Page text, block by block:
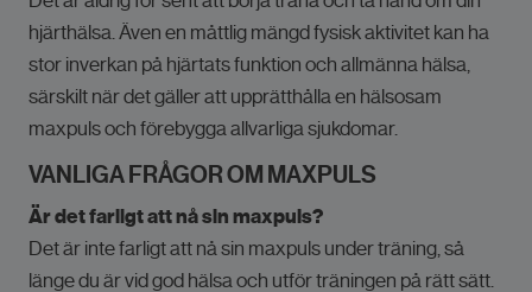
hjärthälsa. Även en måttlig mängd fysisk aktivitet kan ha
stor inverkan på hjärtats funktion och allmänna hälsa,
särskilt när det gäller att upprätthålla en hälsosam
maxpuls och förebygga allvarliga sjukdomar.
VANLIGA FRÅGOR OM MAXPULS
Är det farligt att nå sin maxpuls?
Det är inte farligt att nå sin maxpuls under träning, så
länge du är vid god hälsa och utför träningen på rätt sätt.